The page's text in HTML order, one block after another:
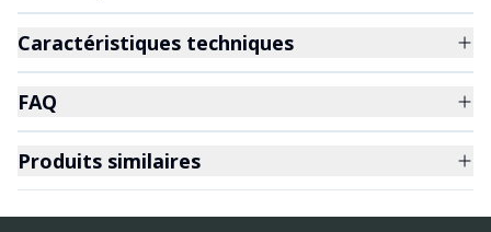
Caractéristiques techniques
FAQ
Produits similaires